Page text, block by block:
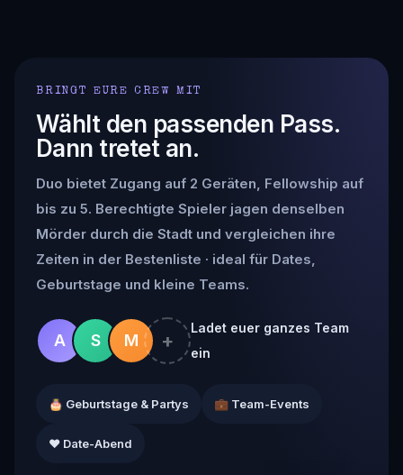
BRINGT EURE CREW MIT
Wählt den passenden Pass.
Dann tretet an.
Duo bietet Zugang auf 2 Geräten, Fellowship auf
bis zu 5. Berechtigte Spieler jagen denselben
Mörder durch die Stadt und vergleichen ihre
Zeiten in der Bestenliste · ideal für Dates,
Geburtstage und kleine Teams.
A S M +
Ladet euer ganzes Team
ein
🎂 Geburtstage & Partys 💼 Team-Events
❤️ Date-Abend